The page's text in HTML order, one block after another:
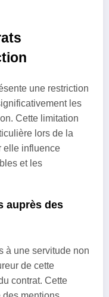
une restriction
les
Cette limitation
lors de la
elle influence
et les
auprès des
à une servitude non
de cette
contrat. Cette